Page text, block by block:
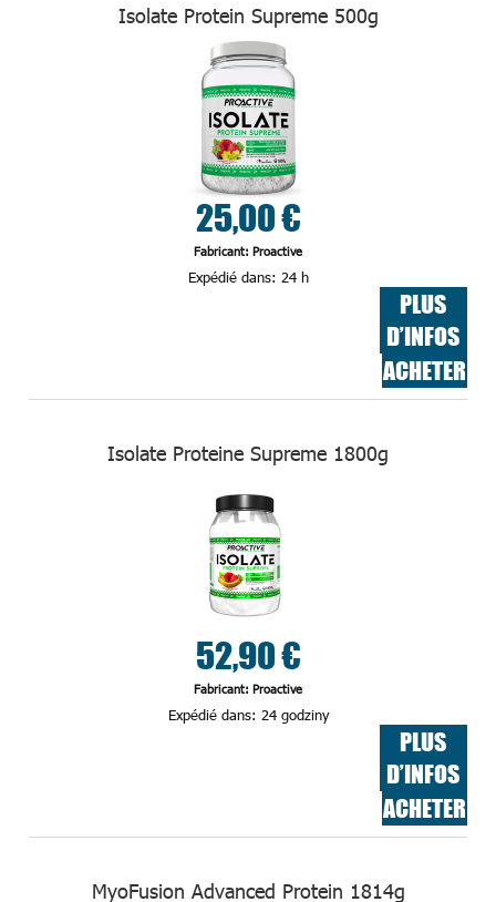
Isolate Protein Supreme 500g
25,00 €
Fabricant: Proactive
Expédié dans: 24 h
PLUS
D’INFOS
ACHETER
Isolate Proteine Supreme 1800g
52,90 €
Fabricant: Proactive
Expédié dans: 24 godziny
PLUS
D’INFOS
ACHETER
MyoFusion Advanced Protein 1814g